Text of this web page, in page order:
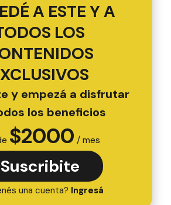
A ESTE Y A
LOS
y empezá a disfrutar
los beneficios
$2000 / mes
Suscribite
una cuenta? Ingresá